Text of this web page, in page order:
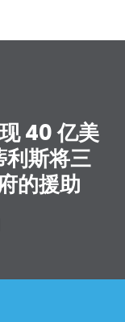
40 亿美
利斯将三
的援助